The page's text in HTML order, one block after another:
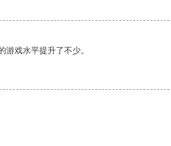
戏水平提升了不少。